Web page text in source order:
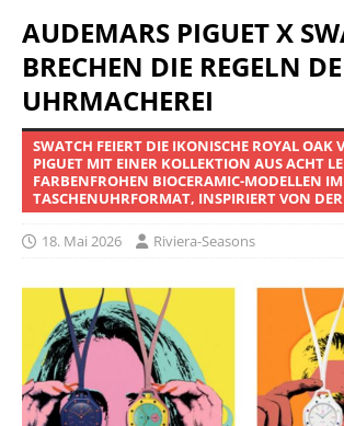
AUDEMARS PIGUET X
BRECHEN DIE REGELN
UHRMACHEREI
SWATCH FEIERT DIE IKONISCHE ROYAL OAK
PIGUET MIT EINER KOLLEKTION AUS ACHT
FARBENFROHEN BIOCERAMIC-MODELLEN IM
TASCHENUHRFORMAT, INSPIRIERT VON
18. Mai 2026 Riviera-Seasons